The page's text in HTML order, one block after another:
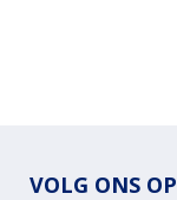
VOLG ONS OP